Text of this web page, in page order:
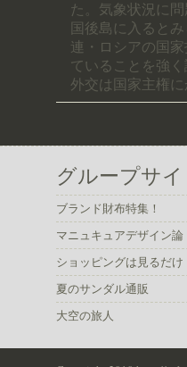
た。気象状況に
国後島に入ると
連・ロシアの国
ていることを強
外交は国家主権に
グループサイ
ブランド財布特集！
マニュキュアデザイン論
ショッピングは見るだけ
夏のサンダル通販
大空の旅人